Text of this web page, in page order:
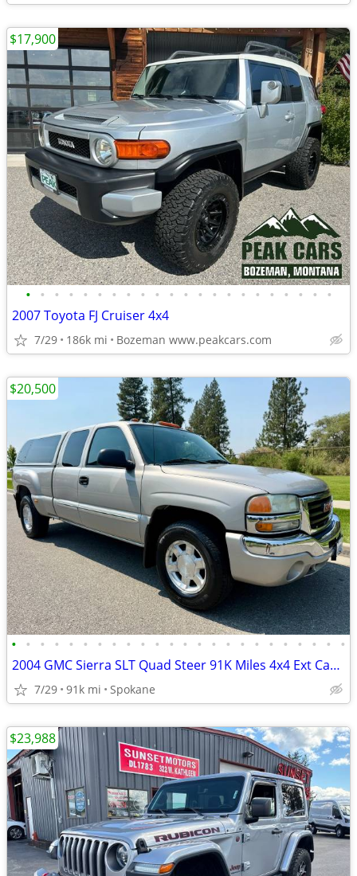
• • • • • • • • • • • • • • • • • • • • • •
2007 Toyota FJ Cruiser 4x4
7/29 186k mi Bozeman www.peakcars.com
$17,900
• • • • • • • • • • • • • • • • • • • • • • • •
2004 GMC Sierra SLT Quad Steer 91K Miles 4x4 Ext Cab Nice
7/29 91k mi Spokane
$20,500
$23,988